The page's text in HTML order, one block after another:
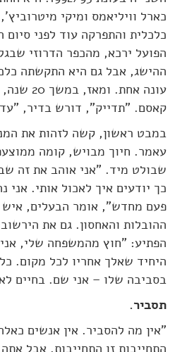
כארל וויליאמס ומיקי
כלכלית והתפרקה עוד לפני
הפועל ירכא, מהכפר הדרוזי
ההישג, אבל גם היא התקשתה
עונה
קאסם. "תדייק", דורש בדיר,
במבט ראשון, קשה לזהות את
עאמר. חיוך מבויש, קומה
שבולט מיד. "אני אוהב את זה
כך יודעים איך לאכול אותי. אני
פעם מחדש", אומר הבעלים, איש
ההובלות והאחסון. גם את
הפתיע: "חוץ מהמשפחה שלי,
היחיד שאלך אחריו לכל מקום.
בסביבה שלו – אני שם. בחיים
תסביר.
"אין מה להסביר. אין אנשים